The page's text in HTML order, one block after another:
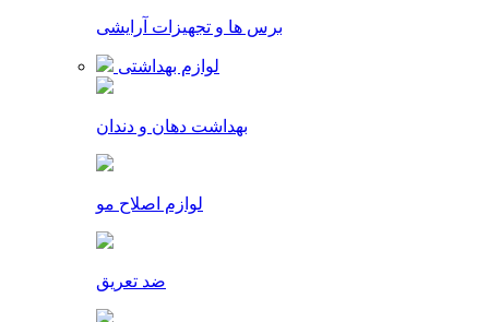
برس ها و تجهیزات آرایشی
لوازم بهداشتی
بهداشت دهان و دندان
لوازم اصلاح مو
ضد تعریق